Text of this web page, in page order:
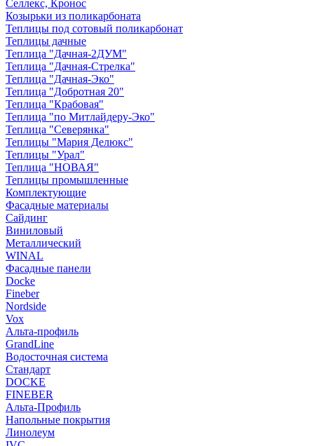
Селлекс, Кронос
Козырьки из поликарбоната
Теплицы под сотовый поликарбонат
Теплицы дачные
Теплица "Дачная-2ДУМ"
Теплица "Дачная-Стрелка"
Теплица "Дачная-Эко"
Теплица "Добротная 20"
Теплица "Крабовая"
Теплица "по Митлайдеру-Эко"
Теплица "Северянка"
Теплицы "Мария Делюкс"
Теплицы "Урал"
Теплица "НОВАЯ"
Теплицы промышленные
Комплектующие
Фасадные материалы
Сайдинг
Виниловый
Металлический
WINAL
Фасадные панели
Docke
Fineber
Nordside
Vox
Альта-профиль
GrandLine
Водосточная система
Стандарт
DOCKE
FINEBER
Альта-Профиль
Напольные покрытия
Линолеум